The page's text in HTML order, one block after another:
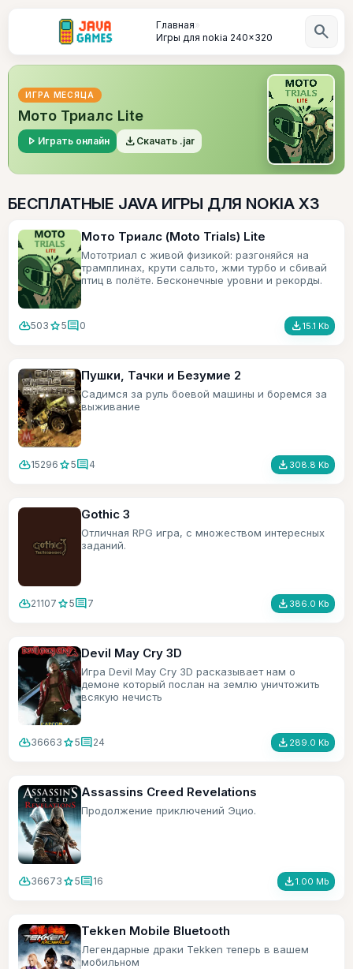
Главная»
Игры для nokia 240x320
search
ИГРА МЕСЯЦА
Мото Триалс Lite
play_arrow Играть онлайн file_download Скачать .jar
БЕСПЛАТНЫЕ JAVA ИГРЫ ДЛЯ NOKIA X3
Мото Триалс (Moto Trials) Lite
Мототриал с живой физикой: разгоняйся на
трамплинах, крути сальто, жми турбо и сбивай
птиц в полёте. Бесконечные уровни и рекорды.
cloud_download503 star5comment0 file_download15.1 Kb
Пушки, Тачки и Безумие 2
Садимся за руль боевой машины и боремся за
выживание
cloud_download15296 star5comment4 file_download 308.8 Kb
Gothic 3
Отличная RPG игра, с множеством интересных
заданий.
cloud_download21107 star5comment7 file_download 386.0 Kb
Devil May Cry 3D
Игра Devil May Cry 3D расказывает нам о
демоне который послан на землю уничтожить
всякую нечисть
cloud_download36663 star5comment24 file_download 289.0 Kb
Assassins Creed Revelations
Продолжение приключений Эцио.
cloud_download36673 star5comment16 file_download1.00 Mb
Tekken Mobile Bluetooth
Легендарные драки Tekken теперь в вашем
мобильном